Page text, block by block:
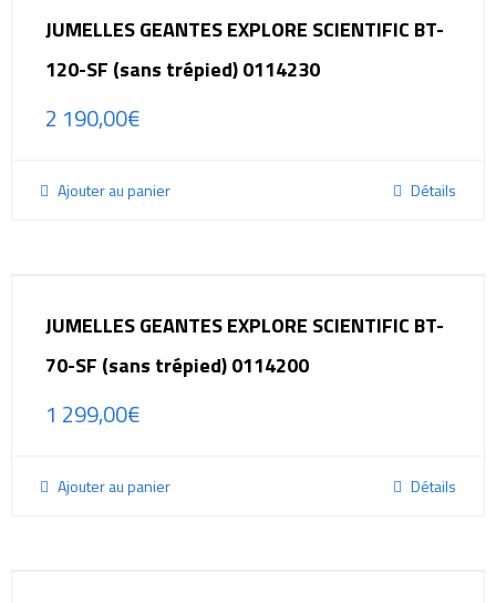
JUMELLES GEANTES EXPLORE SCIENTIFIC BT-
120-SF (sans trépied) 0114230
2 190,00€
Ajouter au panier Détails
JUMELLES GEANTES EXPLORE SCIENTIFIC BT-
70-SF (sans trépied) 0114200
1 299,00€
Ajouter au panier Détails